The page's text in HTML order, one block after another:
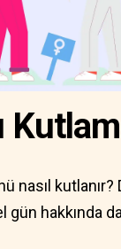
nasıl kutlanır?
hakkında